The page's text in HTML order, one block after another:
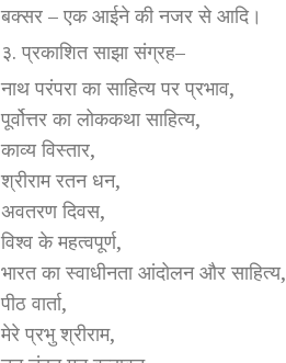
बक्सर – एक आईने की नजर से आदि।
३. प्रकाशित साझा संग्रह–
नाथ परंपरा का साहित्य पर प्रभाव,
पूर्वोत्तर का लोककथा साहित्य,
काव्य विस्तार,
श्रीराम रतन धन,
अवतरण दिवस,
विश्व के महत्वपूर्ण,
भारत का स्वाधीनता आंदोलन और साहित्य,
पीठ वार्ता,
मेरे प्रभु श्रीराम,